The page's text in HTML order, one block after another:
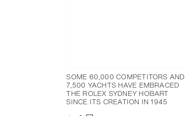
SOME 60,000 COMPETITORS AND
7,500 YACHTS HAVE EMBRACED
THE ROLEX SYDNEY HOBART
SINCE ITS CREATION IN 1945